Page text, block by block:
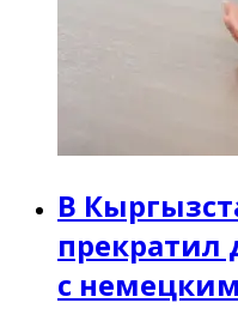
В
прекратил
с